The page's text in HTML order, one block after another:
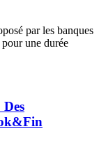
par les banques
une durée